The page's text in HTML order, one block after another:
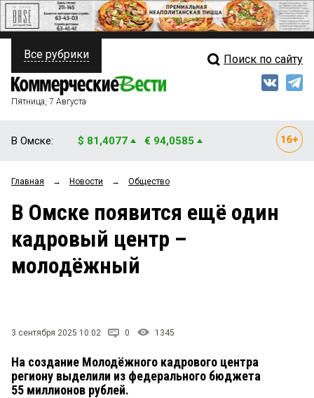
ПОЛИТИКА
ФИНАНСЫ
ОБЩЕСТВО
ЗАКОН
НОВОСТИ КОМПАНИЙ
Свежий выпуск
Рейтинги
Все рубрики Поиск по сайту
Пятница, 7 Августа
В Омске: $ 81,4077 € 94,0585
Главная → Новости → Общество
В Омске появится ещё один
кадровый центр –
молодёжный
3 сентября 2025 10:02 0 1345
На создание Молодёжного кадрового центра
региону выделили из федерального бюджета
55 миллионов рублей.